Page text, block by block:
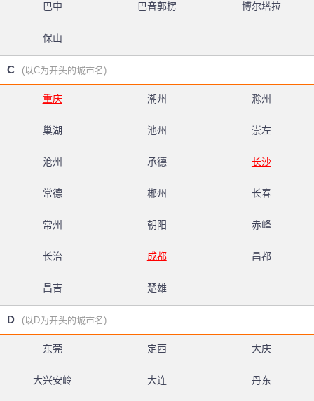
巴中 巴音郭楞 博尔塔拉
保山
C (以C为开头的城市名)
重庆 潮州 滁州
巢湖 池州 崇左
沧州 承德 长沙
常德 郴州 长春
常州 朝阳 赤峰
长治 成都 昌都
昌吉 楚雄
D (以D为开头的城市名)
东莞 定西 大庆
大兴安岭 大连 丹东